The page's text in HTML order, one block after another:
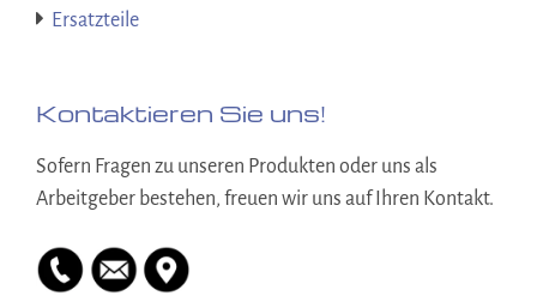
Ersatzteile
Kontaktieren Sie uns!
Sofern Fragen zu unseren Produkten oder uns als
Arbeitgeber bestehen, freuen wir uns auf Ihren Kontakt.